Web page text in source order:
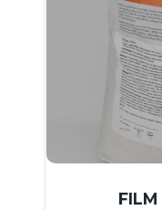
FILM